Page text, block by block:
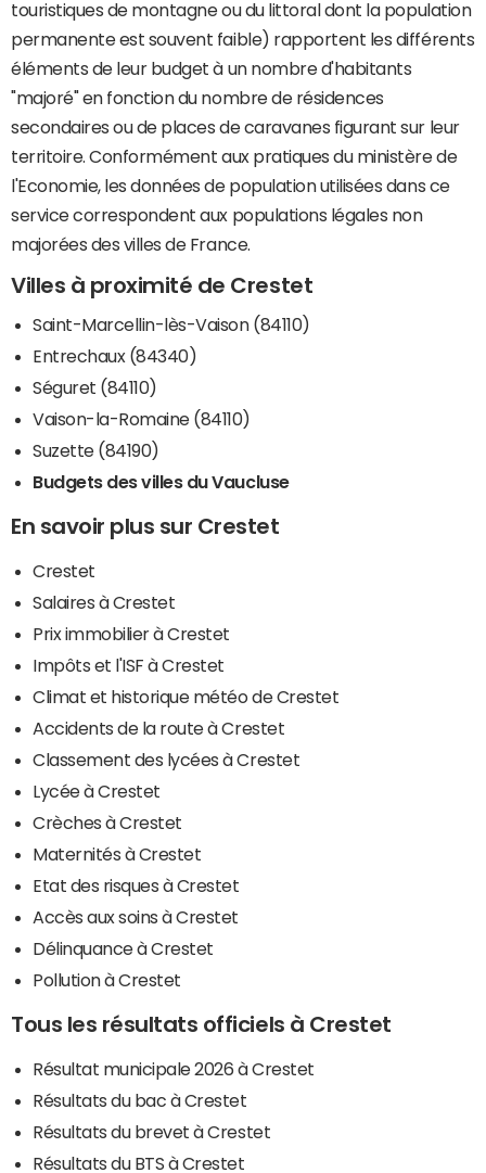
touristiques de montagne ou du littoral dont la population
permanente est souvent faible) rapportent les différents
éléments de leur budget à un nombre d'habitants
"majoré" en fonction du nombre de résidences
secondaires ou de places de caravanes figurant sur leur
territoire. Conformément aux pratiques du ministère de
l'Economie, les données de population utilisées dans ce
service correspondent aux populations légales non
majorées des villes de France.
Villes à proximité de Crestet
Saint-Marcellin-lès-Vaison (84110)
Entrechaux (84340)
Séguret (84110)
Vaison-la-Romaine (84110)
Suzette (84190)
Budgets des villes du Vaucluse
En savoir plus sur Crestet
Crestet
Salaires à Crestet
Prix immobilier à Crestet
Impôts et l'ISF à Crestet
Climat et historique météo de Crestet
Accidents de la route à Crestet
Classement des lycées à Crestet
Lycée à Crestet
Crèches à Crestet
Maternités à Crestet
Etat des risques à Crestet
Accès aux soins à Crestet
Délinquance à Crestet
Pollution à Crestet
Tous les résultats officiels à Crestet
Résultat municipale 2026 à Crestet
Résultats du bac à Crestet
Résultats du brevet à Crestet
Résultats du BTS à Crestet